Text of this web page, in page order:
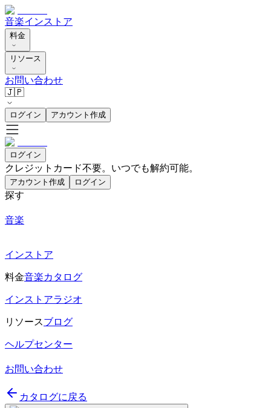
音楽インストア
料金
リソース
お問い合わせ
🇯🇵
ログイン アカウント作成
ログイン
クレジットカード不要。いつでも解約可能。
アカウント作成 ログイン
探す
音楽
インストア
料金音楽カタログ
インストアラジオ
リソースブログ
ヘルプセンター
お問い合わせ
カタログに戻る